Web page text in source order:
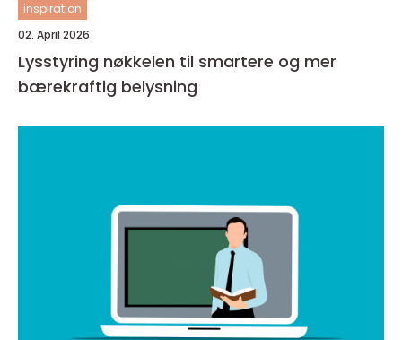
inspiration
02. April 2026
Lysstyring nøkkelen til smartere og mer
bærekraftig belysning